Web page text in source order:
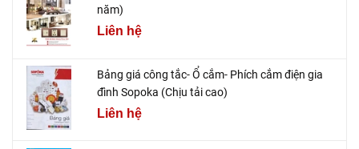
năm)
Liên hệ
Bảng giá công tắc- Ổ cắm- Phích cắm điện gia
đình Sopoka (Chịu tải cao)
Liên hệ